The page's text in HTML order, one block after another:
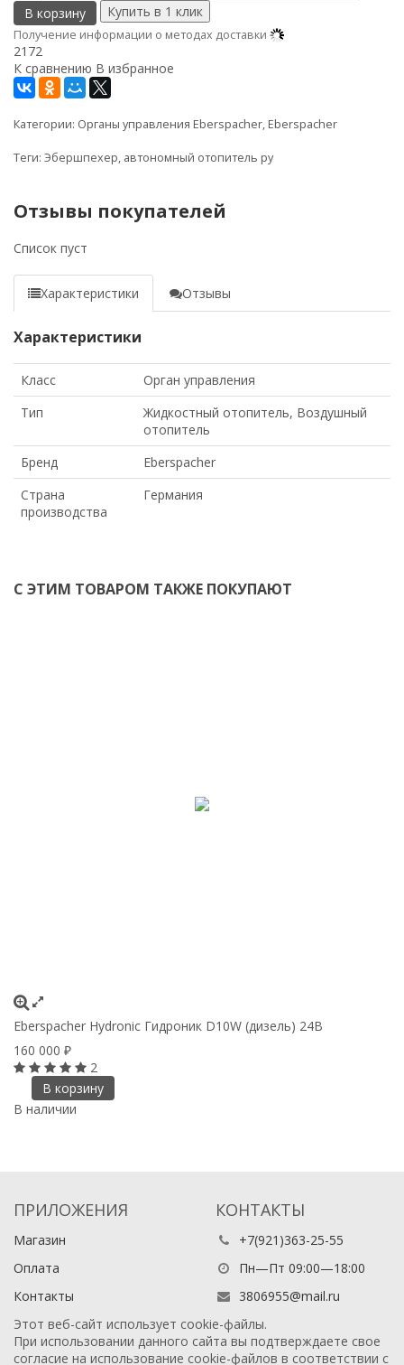
В корзину
Получение информации о методах доставки
2172
К сравнению В избранное
Категории: Органы управления Eberspacher, Eberspacher
Теги: Эбершпехер, автономный отопитель ру
Отзывы покупателей
Список пуст
Характеристики Отзывы
Характеристики
Класс
Орган управления
Тип
Жидкостный отопитель, Воздушный
отопитель
Бренд
Eberspacher
Страна
производства
Германия
С ЭТИМ ТОВАРОМ ТАКЖЕ ПОКУПАЮТ
Eberspacher Hydronic Гидроник D10W (дизель) 24В
160 000 ₽
2
В корзину
В наличии
ПРИЛОЖЕНИЯ
Магазин
Оплата
Контакты
КОНТАКТЫ
+7(921)363-25-55
Пн—Пт 09:00—18:00
3806955@mail.ru
Этот веб-сайт использует cookie-файлы.
При использовании данного сайта вы подтверждаете свое
согласие на использование cookie-файлов в соответствии с